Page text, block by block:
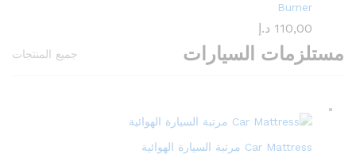
Burner
110,00 د.إ
مستلزمات السيارات جميع المنتجات
Car Mattress مرتبة السيارة الهوائية